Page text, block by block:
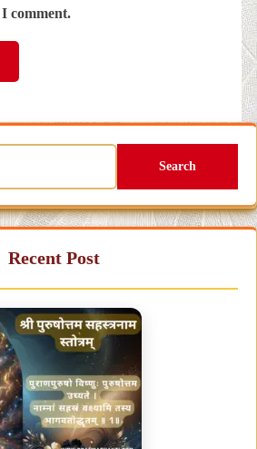
comment.
Search
Recent Post